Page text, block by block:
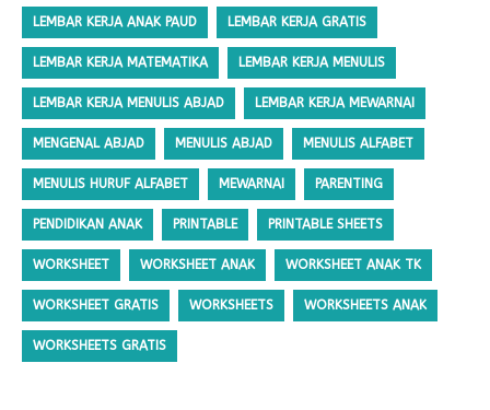
LEMBAR KERJA ANAK PAUD LEMBAR KERJA GRATIS
LEMBAR KERJA MATEMATIKA LEMBAR KERJA MENULIS
LEMBAR KERJA MENULIS ABJAD LEMBAR KERJA MEWARNAI
MENGENAL ABJAD MENULIS ABJAD MENULIS ALFABET
MENULIS HURUF ALFABET MEWARNAI PARENTING
PENDIDIKAN ANAK PRINTABLE PRINTABLE SHEETS
WORKSHEET WORKSHEET ANAK WORKSHEET ANAK TK
WORKSHEET GRATIS WORKSHEETS WORKSHEETS ANAK
WORKSHEETS GRATIS